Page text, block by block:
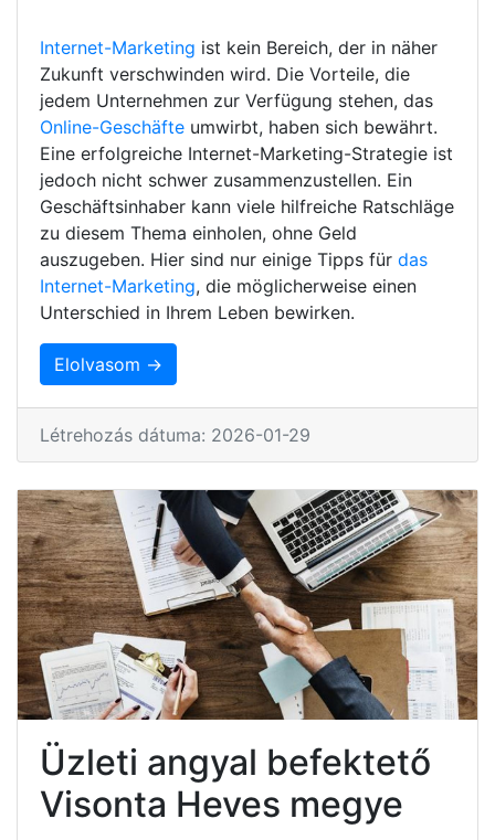
Internet-Marketing ist kein Bereich, der in näher
Zukunft verschwinden wird. Die Vorteile, die
jedem Unternehmen zur Verfügung stehen, das
Online-Geschäfte umwirbt, haben sich bewährt.
Eine erfolgreiche Internet-Marketing-Strategie ist
jedoch nicht schwer zusammenzustellen. Ein
Geschäftsinhaber kann viele hilfreiche Ratschläge
zu diesem Thema einholen, ohne Geld
auszugeben. Hier sind nur einige Tipps für das
Internet-Marketing, die möglicherweise einen
Unterschied in Ihrem Leben bewirken.
Elolvasom →
Létrehozás dátuma: 2026-01-29
Üzleti angyal befektető
Visonta Heves megye